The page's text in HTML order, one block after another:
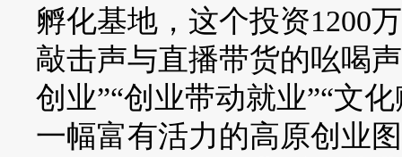
孵化基地，这个投资1200
敲击声与直播带货的吆喝
创业”“创业带动就业”“文
一幅富有活力的高原创业